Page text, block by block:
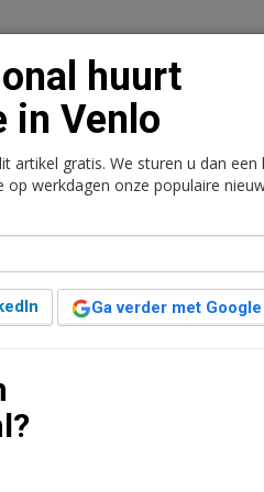
Abonnementen
ruimte in
110 in Venlo. Het
is gelegen op een
huurt
in Venlo
artikel gratis. We sturen u dan een
werkdagen onze populaire
Ga verder met Google